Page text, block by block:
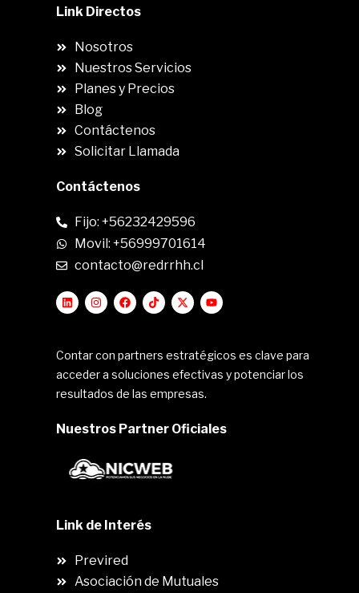
Link Directos
Nosotros
Nuestros Servicios
Planes y Precios
Blog
Contáctenos
Solicitar Llamada
Contáctenos
Fijo: +56232429596
Movil: +56999701614
contacto@redrrhh.cl
Contar con partners estratégicos es clave para
acceder a soluciones efectivas y potenciar los
resultados de las empresas.
Nuestros Partner Oficiales
Link de Interés
Previred
Asociación de Mutuales